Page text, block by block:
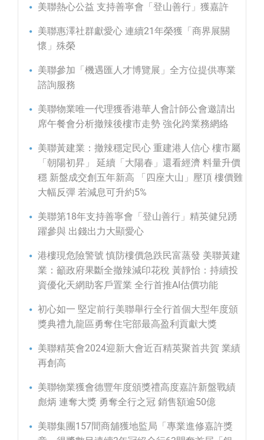
美聯熱心公益 支持善寧會「登山善行」獲嘉許
美聯惠澤社群獻愛心 連續21年榮獲「商界展關
懷」殊榮
美聯參加「機遇匯人才博覽展」全方位提供專業
諮詢服務
美聯物業唯一代理獲香港華人會計師公會邀請出
席午餐會分析撤辣後樓市走勢 強化跨業務網絡
美聯黃建業：撤辣穩定民心 重建港人信心 樓市屬
「朝陽初昇」 延續「大陽春」還看經濟 料量升價
穩 新盤成交創五年新高 「四座大山」壓頂 樓價難
大幅反彈 若減息可升約5%
美聯第18年支持善寧會「登山善行」精英健兒踴
躍參與 出錢出力大顯愛心
港樓現危險警號 慎防樓價急跌民富蒸發 美聯黃建
業：籲政府果斷全撤辣減印花稅 黃靜怡：持續投
資優化天網助客戶置業 全行首推AI估價功能
初心如一 堅定前行美聯舉行全行首個大型年度頒
獎典禮九龍區勇奪住宅部最高盈利貢獻大獎
美聯精英會2024迎新大會近百精英聚首共賀 業績
再創高
美聯物業獲會德豐年度頒獎禮高度嘉許新盤戰績
彪炳 連奪大獎 勇奪全行之冠 銷售額逾50億
美聯集團157間商舖獲地監局「專業進修嘉許獎